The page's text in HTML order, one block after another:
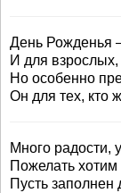
День Рожденья
И для
Но особенно
Он для тех, кто
Много радости,
Пожелать
Пусть заполнен